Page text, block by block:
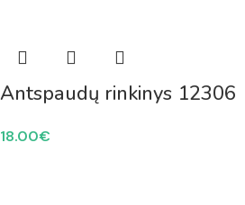
Antspaudų rinkinys 12306
18.00€